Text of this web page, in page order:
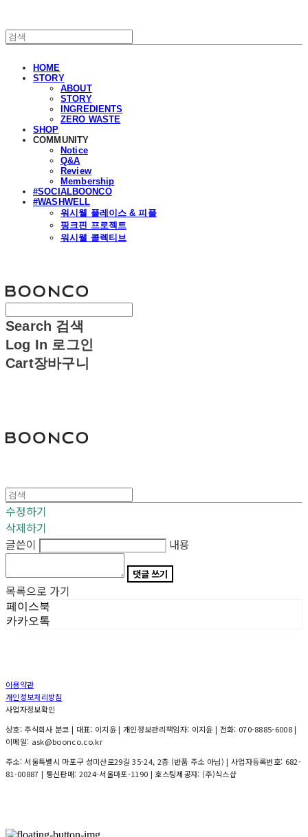
HOME
STORY
ABOUT
STORY
INGREDIENTS
ZERO WASTE
SHOP
COMMUNITY
Notice
Q&A
Review
Membership
#SOCIALBOONCO
#WASHWELL
워시웰 플레이스 & 피플
핑크핀 프로젝트
워시웰 콜렉티브
Search 검색
Log In 로그인
Cart장바구니
수정하기
삭제하기
글쓴이
내용
댓글 쓰기
목록으로 가기
페이스북
카카오톡
이용약관
개인정보처리방침
사업자정보확인
상호: 주식회사 분코 | 대표: 이지윤 | 개인정보관리책임자: 이지윤 | 전화: 070-8885-6008 |
이메일: ask@boonco.co.kr
주소: 서울특별시 마포구 성미산로29길 35-24, 2층 (반품 주소 아님) | 사업자등록번호: 682-
81-00887 | 통신판매: 2024-서울마포-1190 | 호스팅제공자: (주)식스샵